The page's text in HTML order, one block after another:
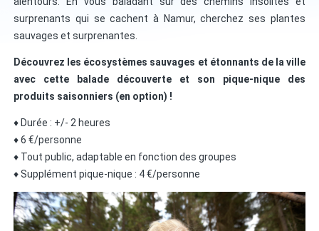
surprenants qui se cachent à Namur, cherchez ses plantes
sauvages et surprenantes.
Découvrez les écosystèmes sauvages et étonnants de la ville
avec
cette balade découverte et son pique-nique des
produits saisonniers (en option) !
♦ Durée : +/- 2 heures
♦ 6 €/personne
♦ Tout public, adaptable en fonction des groupes
♦ Supplément pique-nique : 4 €/personne